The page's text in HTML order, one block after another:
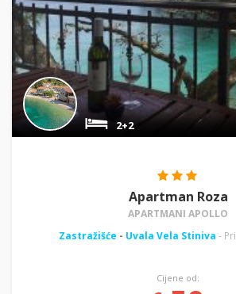
2+2
Apartman Roza
APARTMANI APOLLO
Zastražišće - Uvala Vela Stiniva -
Cijene od: